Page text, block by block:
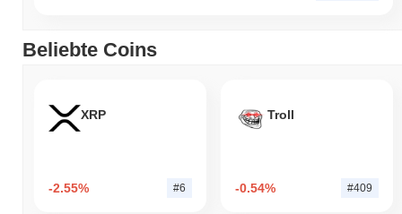
Beliebte Coins
XRP
-2.55% #6
Troll
-0.54% #409